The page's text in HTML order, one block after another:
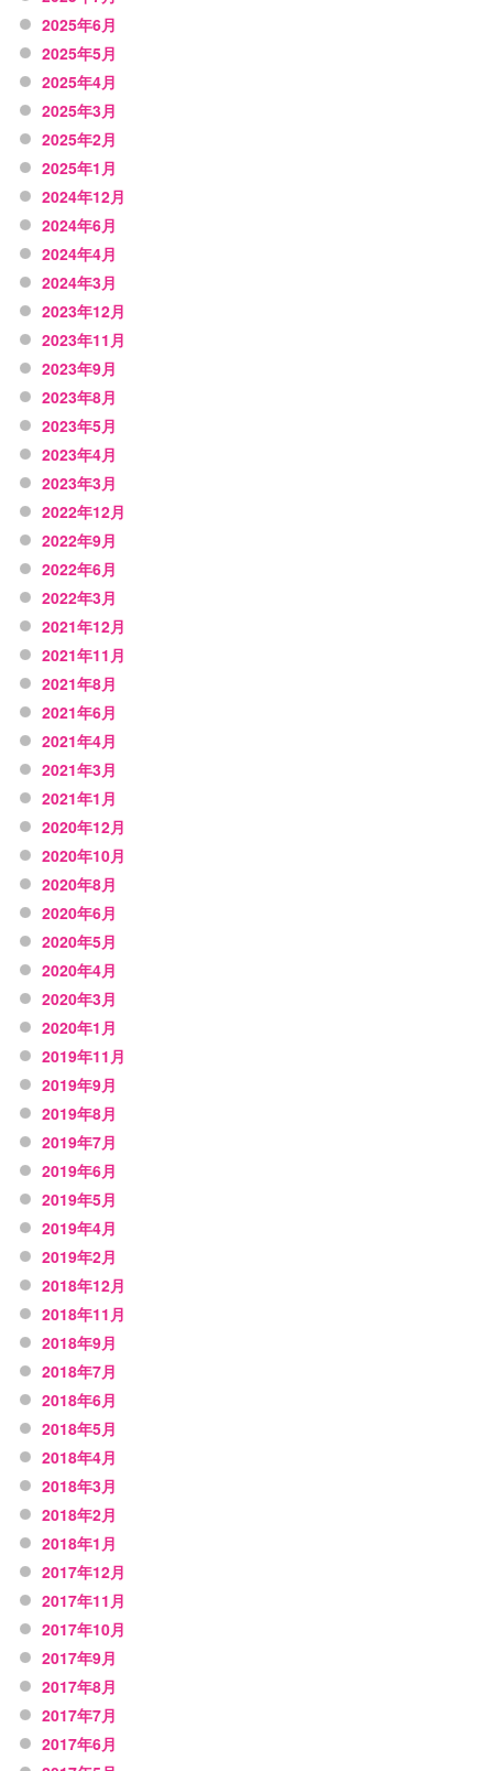
2025年6月
2025年5月
2025年4月
2025年3月
2025年2月
2025年1月
2024年12月
2024年6月
2024年4月
2024年3月
2023年12月
2023年11月
2023年9月
2023年8月
2023年5月
2023年4月
2023年3月
2022年12月
2022年9月
2022年6月
2022年3月
2021年12月
2021年11月
2021年8月
2021年6月
2021年4月
2021年3月
2021年1月
2020年12月
2020年10月
2020年8月
2020年6月
2020年5月
2020年4月
2020年3月
2020年1月
2019年11月
2019年9月
2019年8月
2019年7月
2019年6月
2019年5月
2019年4月
2019年2月
2018年12月
2018年11月
2018年9月
2018年7月
2018年6月
2018年5月
2018年4月
2018年3月
2018年2月
2018年1月
2017年12月
2017年11月
2017年10月
2017年9月
2017年8月
2017年7月
2017年6月